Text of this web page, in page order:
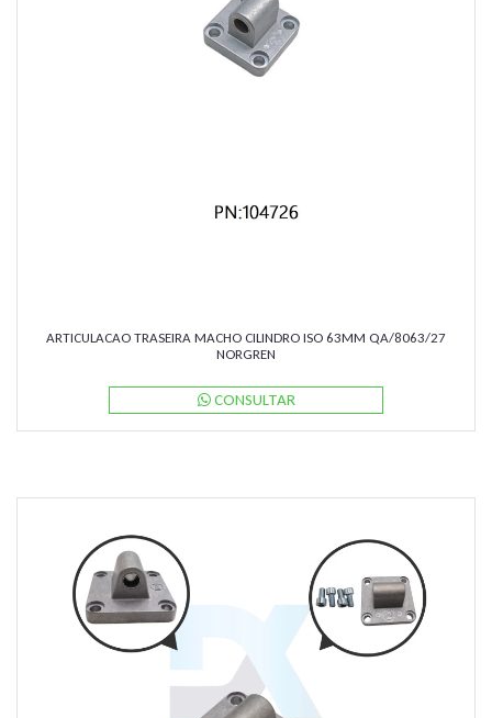
ARTICULACAO TRASEIRA MACHO CILINDRO ISO 63MM QA/8063/27
NORGREN
CONSULTAR